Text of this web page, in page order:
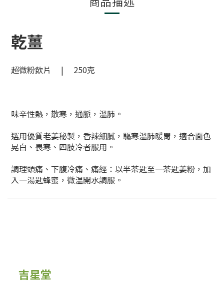
乾薑
超微粉飲片 | 250克
味辛性熱，散寒，通脈，溫肺。
選用優質老姜秘製，香辣細膩，驅寒溫肺暖胃，適合面色
晃白、畏寒、四肢冷者服用。
調理頭痛、下腹冷痛、痛經：以半茶匙至一茶匙姜粉，加
入一湯匙蜂蜜，微温開水調服。
吉星堂